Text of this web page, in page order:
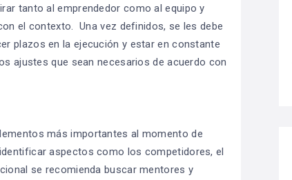
tanto al emprendedor como al equipo y
el contexto. Una vez definidos, se les debe
plazos en la ejecución y estar en constante
ajustes que sean necesarios de acuerdo con
más importantes al momento de
aspectos como los competidores, el
se recomienda buscar mentores y